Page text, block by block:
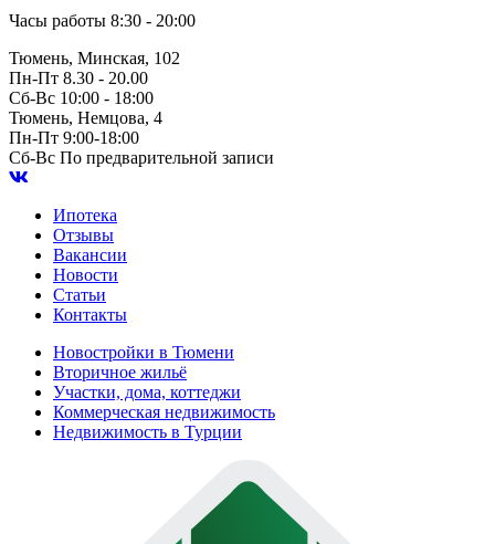
Часы работы 8:30 - 20:00
Тюмень, Минская, 102
Пн-Пт 8.30 - 20.00
Сб-Вс 10:00 - 18:00
Тюмень, Немцова, 4
Пн-Пт 9:00-18:00
Сб-Вс По предварительной записи
Ипотека
Отзывы
Вакансии
Новости
Статьи
Контакты
Новостройки в Тюмени
Вторичное жильё
Участки, дома, коттеджи
Коммерческая недвижимость
Недвижимость в Турции